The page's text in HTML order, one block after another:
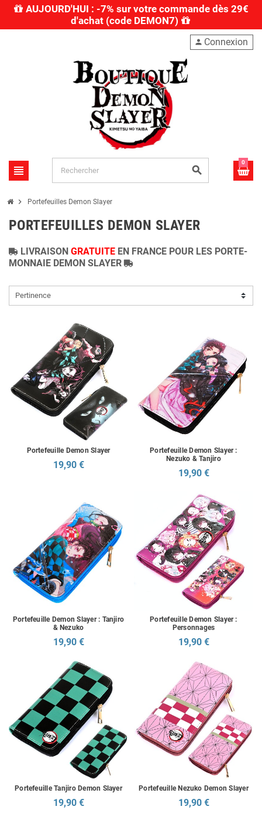
AUJOURD'HUI : -7% sur votre commande dès 29€
d'achat (code DEMON7)
view_headline search
person Connexion
0
chevron_right Portefeuilles Demon Slayer
PORTEFEUILLES DEMON SLAYER
LIVRAISONGRATUITE EN FRANCE POUR LES PORTE-
MONNAIE DEMON SLAYER
Pertinence
Portefeuille Demon Slayer
19,90 €
Portefeuille Demon Slayer :
Nezuko & Tanjiro
19,90 €
Portefeuille Demon Slayer : Tanjiro
& Nezuko
19,90 €
Portefeuille Demon Slayer :
Personnages
19,90 €
Portefeuille Tanjiro Demon Slayer
19,90 €
Portefeuille Nezuko Demon Slayer
19,90 €